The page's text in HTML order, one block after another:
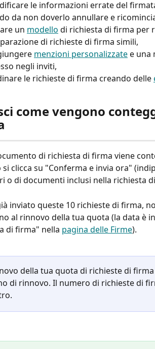
le informazioni errate del
da non doverlo annullare e
un modello di richiesta di firma per
di richieste di firma simili,
menzioni personalizzate e una
negli inviti,
le richieste di firma creando delle
come vengono
di richiesta di firma viene
si clicca su "Conferma e invia ora"
o di documenti inclusi nella richiesta
inviato queste 10 richieste di firma,
al rinnovo della tua quota (la data è
di firma" nella pagina delle Firme).
della tua quota di richieste di
di rinnovo. Il numero di richieste di